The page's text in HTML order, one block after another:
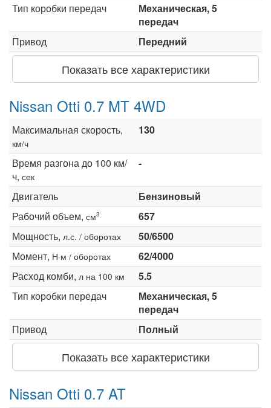
Тип коробки передач
Механическая, 5
передач
Привод
Передний
Показать все характеристики
Nissan Otti 0.7 MT 4WD
Максимальная скорость,
км/ч
130
Время разгона до 100 км/
ч, сек
-
Двигатель
Бензиновый
Рабочий объем, см3
657
Мощность, л.с. / оборотах
50/6500
Момент, Н·м / оборотах
62/4000
Расход комби, л на 100 км
5.5
Тип коробки передач
Механическая, 5
передач
Привод
Полный
Показать все характеристики
Nissan Otti 0.7 AT